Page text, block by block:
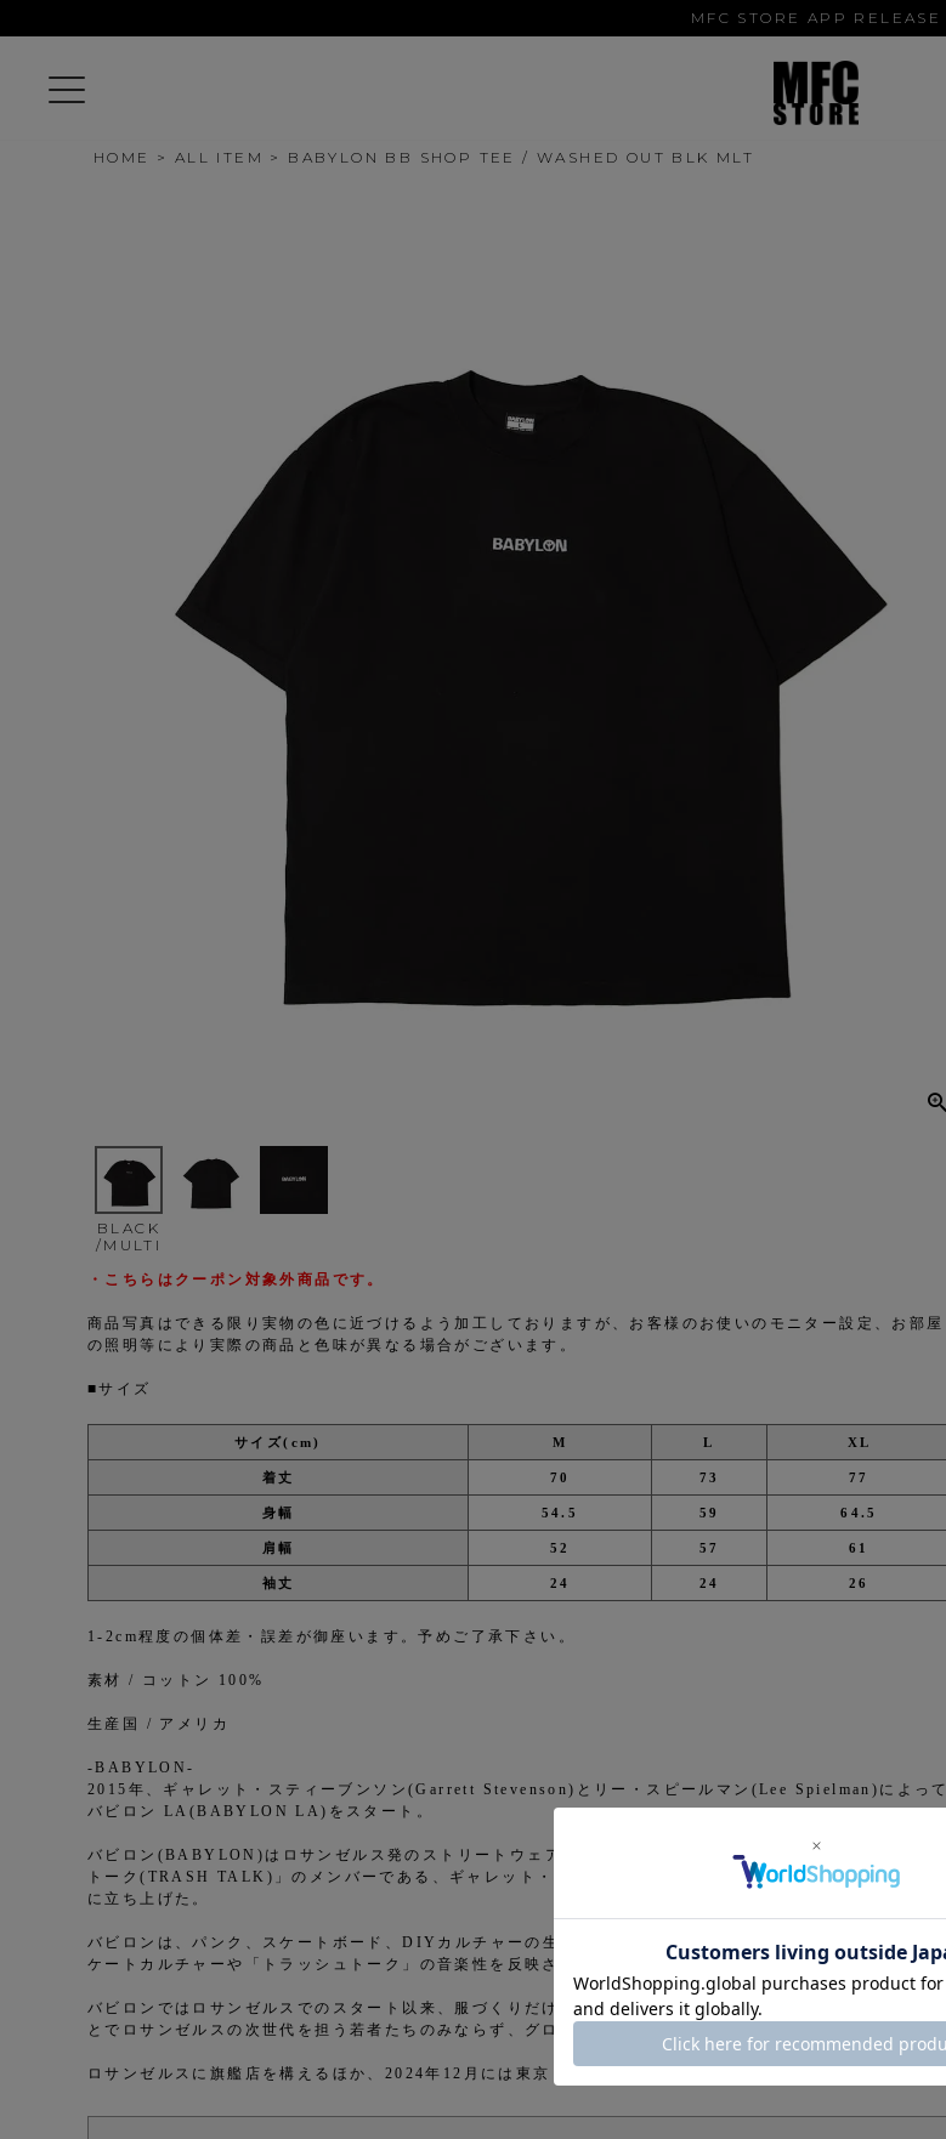
MFC STORE APP RELEASE
HOME ALL ITEM BABYLON BB SHOP TEE / WASHED OUT BLK MLT
BLACK
/MULTI
・こちらはクーポン対象外商品です。
商品写真はできる限り実物の色に近づけるよう加工しておりますが、お客様のお使いのモニター設定、お部屋
の照明等により実際の商品と色味が異なる場合がございます。
■サイズ
サイズ(cm) M L XL
着丈 70 73 77
身幅 54.5 59 64.5
肩幅 52 57 61
袖丈 24 24 26
1-2cm程度の個体差・誤差が御座います。予めご了承下さい。
素材 / コットン 100%
生産国 / アメリカ
-BABYLON-
2015年、ギャレット・スティーブンソン(Garrett Stevenson)とリー・スピールマン(Lee Spielman)によって
バビロン LA(BABYLON LA)をスタート。
バビロン(BABYLON)はロサンゼルス発のストリートウェアブランド。ハードコアパンクバンド「トラッシュ
トーク(TRASH TALK)」のメンバーである、ギャレット・スティーブンソンとリー・スピールマンが2015年
に立ち上げた。
バビロンは、パンク、スケートボード、DIYカルチャーの生のエネルギーから生まれた。服には、西海岸のス
ケートカルチャーや「トラッシュトーク」の音楽性を反映させている。
バビロンではロサンゼルスでのスタート以来、服づくりだけでなくコミュニティを育む“場”と“体験”を作るこ
とでロサンゼルスの次世代を担う若者たちのみならず、グローバルなファンベースを獲得してきた。
ロサンゼルスに旗艦店を構えるほか、2024年12月には東京・原宿に初の常設店をオープンした。